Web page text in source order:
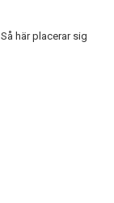
här placerar sig